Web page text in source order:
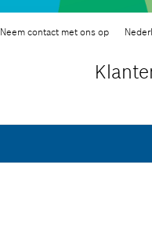
Neem contact met ons op